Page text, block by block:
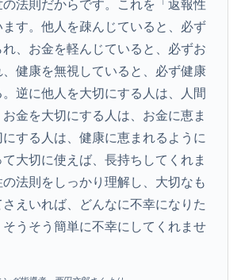
の法則だからです。これを「返報性
す。他人を疎んじていると、必ず
、お金を軽んじていると、必ずお
健康を無視していると、必ず健康
逆に他人を大切にする人は、人間
金を大切にする人は、お金に恵ま
する人は、健康に恵まれるように
大切に使えば、長持ちしてくれま
法則をしっかり理解し、大切なも
えいれば、どんなに不幸になりた
うそう簡単に不幸にしてくれませ